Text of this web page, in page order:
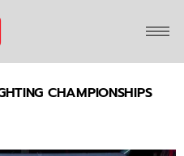
CHAMPIONSHIPS